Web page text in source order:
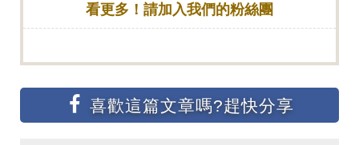
看更多！請加入我們的粉絲團